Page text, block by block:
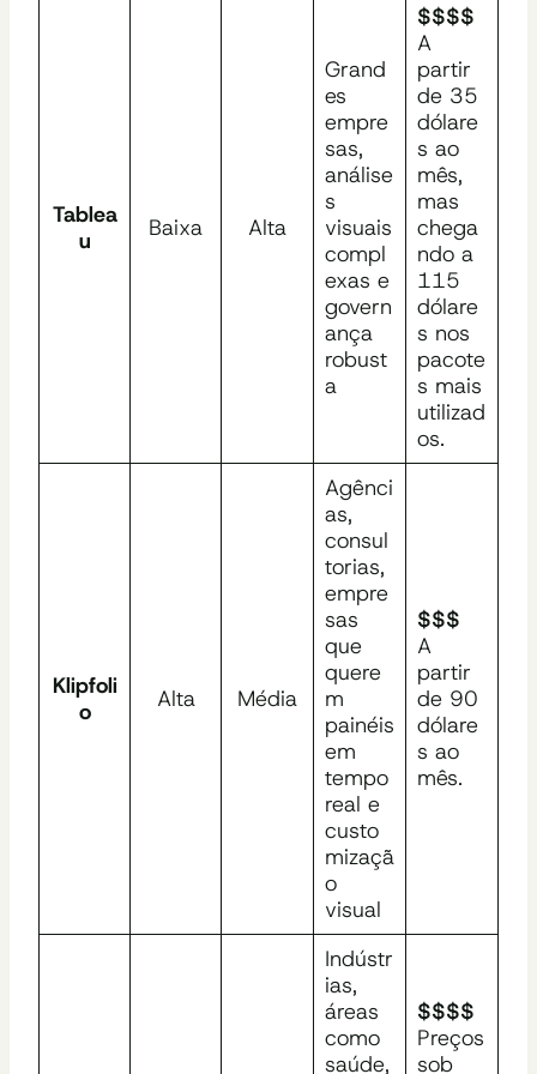
Tablea
u
Baixa Alta
Grand
es
empre
sas,
análise
s
visuais
compl
exas e
govern
ança
robust
a
$$$$
A
partir
de 35
dólare
s ao
mês,
mas
chega
ndo a
115
dólare
s nos
pacote
s mais
utilizad
os.
Klipfoli
o
Alta Média
Agênci
as,
consul
torias,
empre
sas
que
quere
m
painéis
em
tempo
real e
custo
mizaçã
o
visual
$$$
A
partir
de 90
dólare
s ao
mês.
Indústr
ias,
áreas
como
saúde,
$$$$
Preços
sob